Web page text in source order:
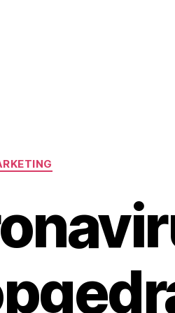
Categorieën